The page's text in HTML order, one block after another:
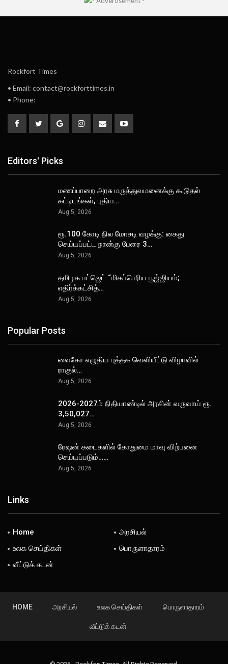
Rockfort Times
• Email: contact@rockforttimes.in
• Phone:
Editors' Picks
மணப்பாறை அரசு மருத்துவமனைக்கு கூடுதல்
கட்டிடங்கள், புதிய…
Aug 5, 2026
ரூ.100 கோடி நில மோசடி வழக்கு: கைது
செய்யப்பட்ட நான்கு பேரை 3…
Aug 5, 2026
தமிழக பட்ஜெட் “மிகப்பெரிய பூஜ்ஜியம்;
எதிர்க்கட்சித்…
Aug 5, 2026
Popular Posts
வைகோ எழுதிய புத்தக வெளியீட்டு விழாவில்
ராகுல்…
Aug 5, 2026
2026-2027ம் நிதியாண்டில் அரசின் வருவாய் ரூ.
3,50,027…
Aug 5, 2026
ரேஷன் கடைகளில் கோதுமை மாவு விற்பனை
செய்யப்படும்……
Aug 5, 2026
Links
Home
அரசியல்
உலக செய்திகள்
பொருளாதாரம்
வீட்டுக் கடன்
HOME அரசியல் உலக செய்திகள் பொருளாதாரம்
வீட்டுக் கடன்